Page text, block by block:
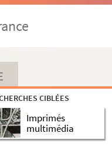
CIBLÉES
Imprimés
multimédia
Bretagne. Filles de
et ses filles tirée par
trois filles de Maroniez
femme
rochers surplombant un